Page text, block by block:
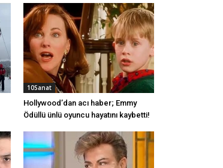
10Sanat
Hollywood’dan acı haber; Emmy
Ödüllü ünlü oyuncu hayatını kaybetti!